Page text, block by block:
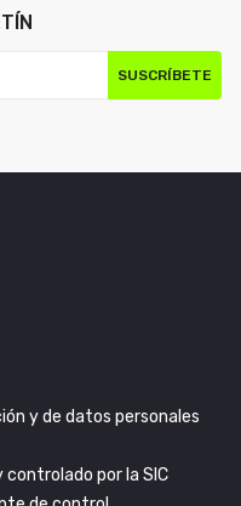
SUSCRÍBETE
y de datos personales
por la SIC